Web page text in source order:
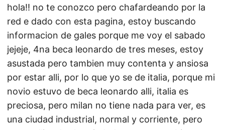
hola!! no te conozco pero chafardeando por la
red e dado con esta pagina, estoy buscando
informacion de gales porque me voy el sabado
jejeje, 4na beca leonardo de tres meses, estoy
asustada pero tambien muy contenta y ansiosa
por estar alli, por lo que yo se de italia, porque mi
novio estuvo de beca leonardo alli, italia es
preciosa, pero milan no tiene nada para ver, es
una ciudad industrial, normal y corriente, pero